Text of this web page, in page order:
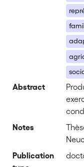
Abstract
et
Notes
Publication